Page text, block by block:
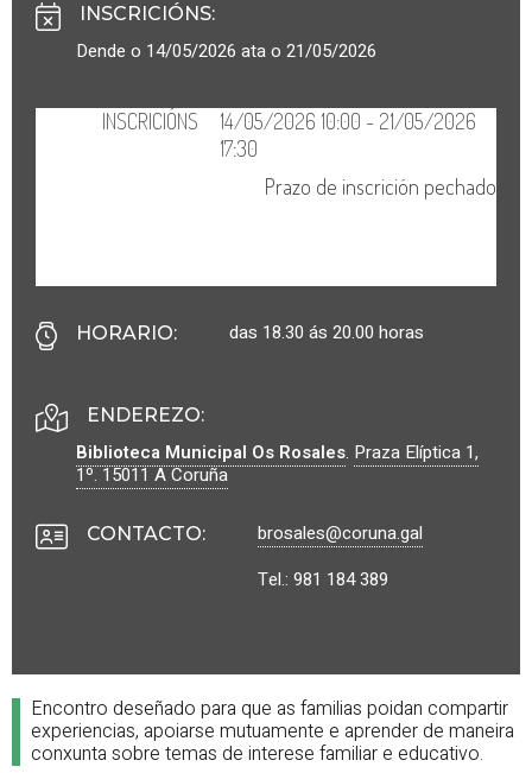
INSCRICIÓNS:
Dende o 14/05/2026 ata o 21/05/2026
HORARIO: das 18.30 ás 20.00 horas
ENDEREZO:
Biblioteca Municipal Os Rosales. Praza Elíptica 1,
1º.15011A Coruña
CONTACTO:
brosales@coruna.gal
Tel.: 981 184 389
Encontro deseñado para que as familias poidan compartir
experiencias, apoiarse mutuamente e aprender de maneira
conxunta sobre temas de interese familiar e educativo.